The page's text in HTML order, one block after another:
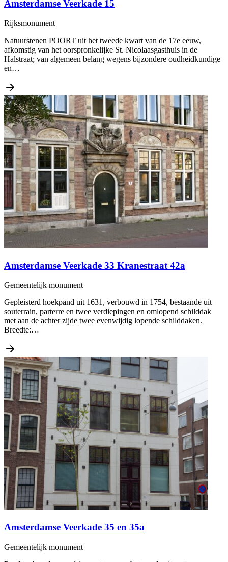
Amsterdamse Veerkade 15
Rijksmonument
Natuurstenen POORT uit het tweede kwart van de 17e eeuw,
afkomstig van het oorspronkelijke St. Nicolaasgasthuis in de
Halstraat; van algemeen belang wegens bijzondere oudheidkundige
en…
Amsterdamse Veerkade 33 Kranestraat 42a
Gemeentelijk monument
Gepleisterd hoekpand uit 1631, verbouwd in 1754, bestaande uit
souterrain, parterre en twee verdiepingen en omlopend schilddak
met aan de achter zijde twee evenwijdig lopende schilddaken.
Breedte:…
Amsterdamse Veerkade 35 en 35a
Gemeentelijk monument